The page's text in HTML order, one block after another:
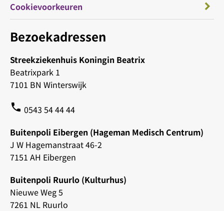
Bezoekadressen
Streekziekenhuis Koningin Beatrix
Beatrixpark 1
7101 BN Winterswijk
phone 0543 54 44 44
Buitenpoli Eibergen (Hageman Medisch Centrum)
J W Hagemanstraat 46-2
7151 AH Eibergen
Buitenpoli Ruurlo (Kulturhus)
Nieuwe Weg 5
7261 NL Ruurlo
Cookievoorkeuren